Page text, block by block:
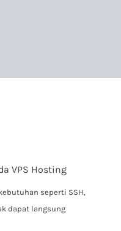
VPS Hosting
seperti SSH,
dapat langsung